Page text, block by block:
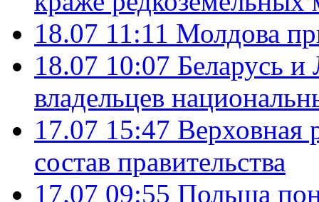
18.07 11:11 Молдова
18.07 10:07 Беларусь
владельцев
17.07 15:47 Верховная
состав правительства
17.07 09:55 Польша